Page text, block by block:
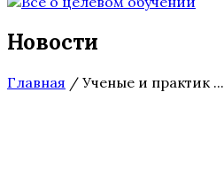
Новости
Главная / Ученые и практик ...